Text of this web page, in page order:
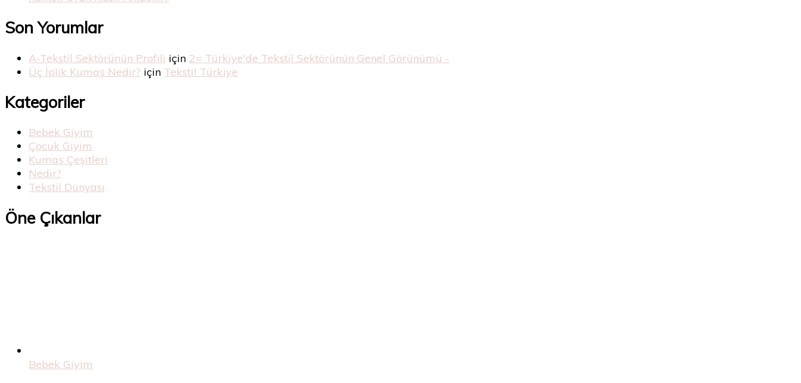
Son Yorumlar
A-Tekstil Sektörünün Profili için 2= Türkiye'de Tekstil Sektörünün Genel Görünümü -
Üç İplik Kumaş Nedir? için Tekstil Türkiye
Kategoriler
Bebek Giyim
Çocuk Giyim
Kumaş Çeşitleri
Nedir?
Tekstil Dünyası
Öne Çıkanlar
Bebek Giyim